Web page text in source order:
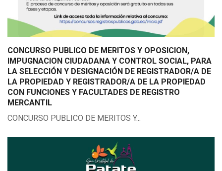
CONCURSO PUBLICO DE MERITOS Y OPOSICION,
IMPUGNACION CIUDADANA Y CONTROL SOCIAL, PARA
LA SELECCIÓN Y DESIGNACIÓN DE REGISTRADOR/A DE
LA PROPIEDAD Y REGISTRADOR/A DE LA PROPIEDAD
CON FUNCIONES Y FACULTADES DE REGISTRO
MERCANTIL
CONCURSO PUBLICO DE MERITOS Y...